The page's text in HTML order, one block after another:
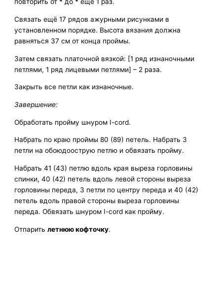
повторить от * до * ещё 1 раз.
Связать ещё 17 рядов ажурными рисунками в
установленном порядке. Высота вязания должна
равняться 37 см от конца проймы.
Затем связать платочной вязкой: [1 ряд изнаночными
петлями, 1 ряд лицевыми петлями] – 2 раза.
Закрыть все петли как изнаночные.
Завершение:
Обработать пройму шнуром I-cord.
Набрать по краю проймы 80 (89) петель. Набрать 3
петли на обоюдоострую петлю и обвязать пройму.
Набрать 41 (43) петлю вдоль края выреза горловины
спинки, 40 (42) петель вдоль левой стороны выреза
горловины переда, 3 петли по центру переда и 40 (42)
петель вдоль правой стороны выреза горловины
переда. Обвязать шнуром I-cord как пройму.
Отпаритьлетнюю кофточку.